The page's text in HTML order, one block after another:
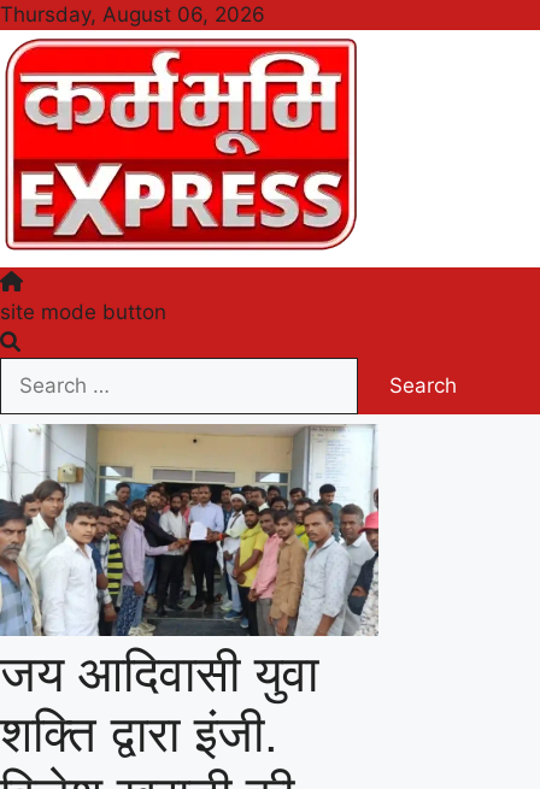
Skip
to
content
Thursday, August 06, 2026
Karmabhumi Express
site mode button
Search
for:
जय आदिवासी युवा
शक्ति द्वारा इंजी.